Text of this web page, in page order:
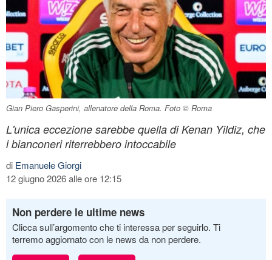
Gian Piero Gasperini, allenatore della Roma. Foto © Roma
L'unica eccezione sarebbe quella di Kenan Yildiz, che
i bianconeri riterrebbero intoccabile
di Emanuele Giorgi
12 giugno 2026 alle ore 12:15
Non perdere le ultime news
Clicca sull’argomento che ti interessa per seguirlo. Ti
terremo aggiornato con le news da non perdere.